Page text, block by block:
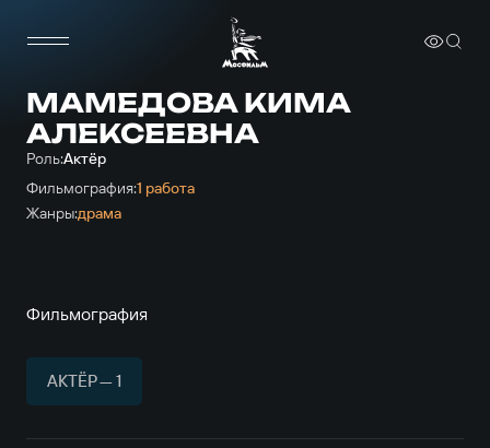
МАМЕДОВА КИМА
АЛЕКСЕЕВНА
Роль:Актёр
Фильмография:1 работа
Жанры:драма
Фильмография
АКТЁР — 1